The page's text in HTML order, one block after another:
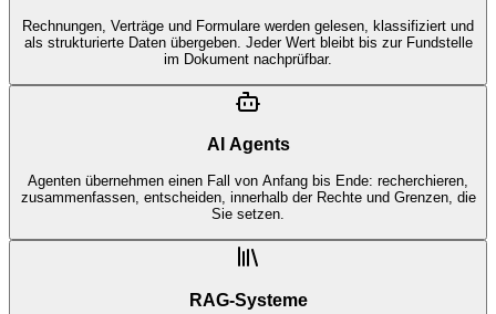
Rechnungen, Verträge und Formulare werden gelesen, klassifiziert und
als strukturierte Daten übergeben. Jeder Wert bleibt bis zur Fundstelle
im Dokument nachprüfbar.
AI Agents
Agenten übernehmen einen Fall von Anfang bis Ende: recherchieren,
zusammenfassen, entscheiden, innerhalb der Rechte und Grenzen, die
Sie setzen.
RAG-Systeme